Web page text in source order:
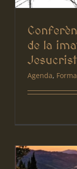
de la
Agenda,